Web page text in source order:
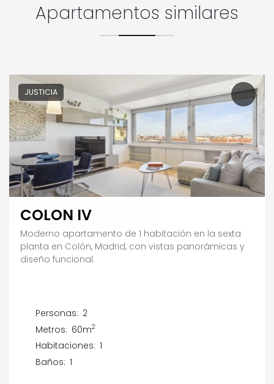
Apartamentos similares
JUSTICIA
COLON IV
Moderno apartamento de 1 habitación en la sexta
planta en Colón, Madrid, con vistas panorámicas y
diseño funcional.
Personas: 2
Metros: 60m2
Habitaciones: 1
Baños: 1